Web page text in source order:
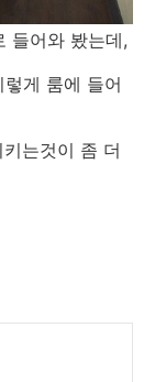
들어와 봤는데,
게 룸에 들어
는것이 좀 더